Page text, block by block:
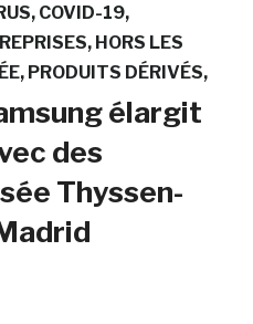
COVID-19
HORS LES
PRODUITS DÉRIVÉS
élargit
des
Thyssen-